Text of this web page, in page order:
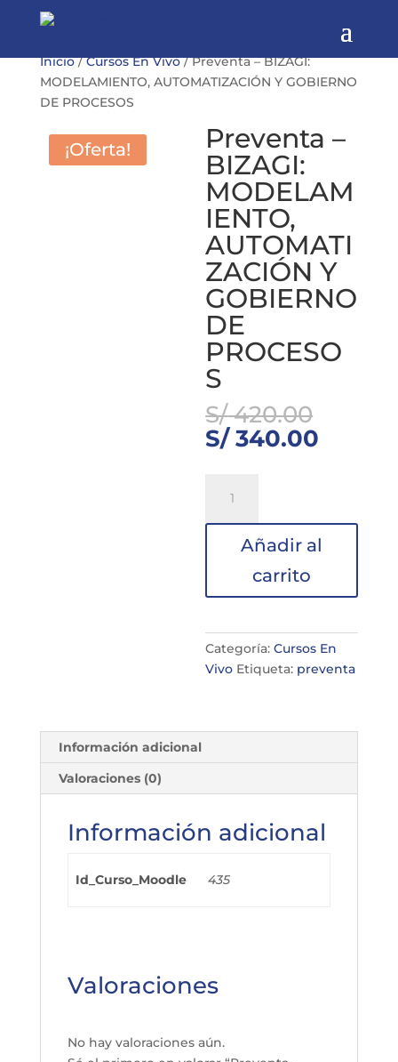
Inicio/Cursos En Vivo/ Preventa – BIZAGI:
MODELAMIENTO, AUTOMATIZACIÓN Y GOBIERNO
DE PROCESOS
¡Oferta!
Preventa –
BIZAGI:
MODELAM
IENTO,
AUTOMATI
ZACIÓN Y
GOBIERNO
DE
PROCESO
S
S/420.00
S/340.00
S/
BIZAGI:
MODELAMIENTO,
AUTOMATIZACIÓN
PROCESOS
cantidad
Añadir al
carrito
Categoría:Cursos En
Vivo Etiqueta: preventa
Información adicional
Valoraciones (0)
Información adicional
Id_Curso_Moodle 435
Valoraciones
No hay valoraciones aún.